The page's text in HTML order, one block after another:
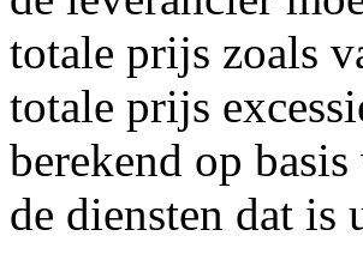
totale prijs zoals
totale prijs
berekend op
de diensten dat is